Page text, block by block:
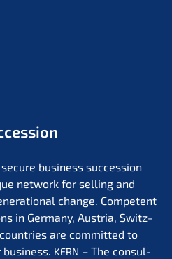
business succes­si­on
network for selling and
change. Compe­tent
in Germa­ny, Austria, Switz­
are commit­ted to
KERN – The consul­